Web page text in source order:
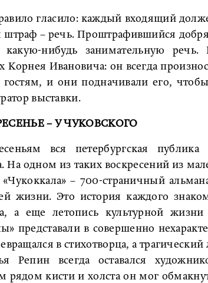
гласило: каждый входящий
штраф – речь. Проштрафившийся
какую-нибудь занимательную
Корнея Ивановича: он всегда
гостям, и они подначивали его,
выставки.
– У ЧУКОВСКОГО
вся петербургская
На одном из таких воскресений из
«Чукоккала» – 700-страничный
жизни. Это история каждого
а еще летопись культурной
представали в совершенно
в стихотворца, а
Репин всегда оставался
рядом кисти и холста он мог